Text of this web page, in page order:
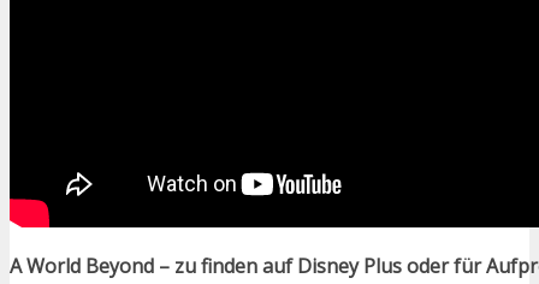
A World Beyond – zu finden auf Disney Plus oder für